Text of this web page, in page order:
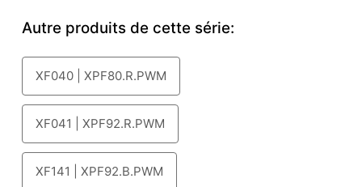
Autre produits de cette série:
XF040 | XPF80.R.PWM
XF041 | XPF92.R.PWM
XF141 | XPF92.B.PWM